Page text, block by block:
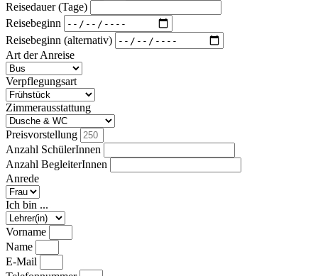
Reisedauer (Tage)
Reisebeginn
Reisebeginn (alternativ)
Art der Anreise
Verpflegungsart
Zimmerausstattung
Preisvorstellung
Anzahl SchülerInnen
Anzahl BegleiterInnen
Anrede
Ich bin ...
Vorname
Name
E-Mail